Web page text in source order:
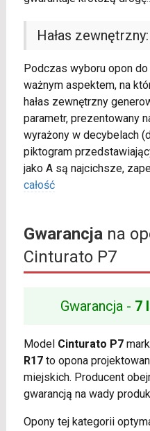
Hałas zewnętrzny:
Podczas wyboru opon
ważnym aspektem, na
hałas zewnętrzny
parametr, prezentowany
wyrażony w decybelach
piktogram
jako A są najcichsze,
całość
Gwarancjana
Cinturato P7
Gwarancja - 7
Model Cinturato P7
R17to opona
miejskich. Producent
gwarancją na wady
Opony tej kategorii